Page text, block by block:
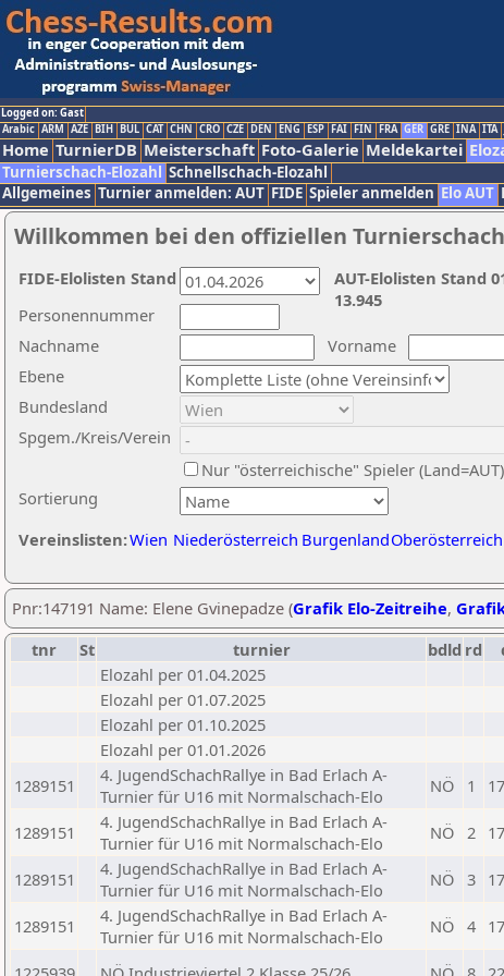
Logged on: Gast
Arabic ARM AZE BIH BUL CAT CHN CRO CZE DEN ENG ESP FAI FIN FRA GER GRE INA ITA
Home TurnierDB Meisterschaft Foto-Galerie Meldekartei
Turnierschach-Elozahl Schnellschach-Elozahl
Allgemeines Turnier anmelden: AUT FIDE Spieler anmelden Elo AUT
Willkommen bei den offiziellen
Nachname
Vorname
Ebene
Sortierung
Personennummer
Bundesland
Spgem./Kreis/Verein
Nur "österreichische" Spieler (Land=AUT)
Vereinslisten:Wien Niederösterreich BurgenlandOberösterreich
AUT-Elolisten Stand
13.945
FIDE-Elolisten Stand
Pnr:147191 Name: Elene Gvinepadze (Grafik Elo-Zeitreihe,
tnr
St turnier bdld rd
Elozahl per 01.04.2025
Elozahl per 01.07.2025
Elozahl per 01.10.2025
Elozahl per 01.01.2026
1289151
4. JugendSchachRallye in Bad Erlach A-
Turnier für U16 mit Normalschach-Elo
NÖ 1
1289151
4. JugendSchachRallye in Bad Erlach A-
Turnier für U16 mit Normalschach-Elo
NÖ 2
1289151
4. JugendSchachRallye in Bad Erlach A-
Turnier für U16 mit Normalschach-Elo
NÖ 3
1289151
4. JugendSchachRallye in Bad Erlach A-
Turnier für U16 mit Normalschach-Elo
NÖ 4